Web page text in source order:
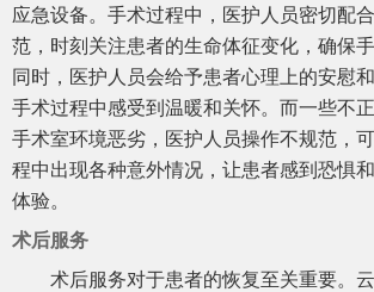
应急设备。手术过程中，医护人员密切配
范，时刻关注患者的生命体征变化，确保手
同时，医护人员会给予患者心理上的安慰
手术过程中感受到温暖和关怀。而一些不
手术室环境恶劣，医护人员操作不规范，
程中出现各种意外情况，让患者感到恐惧
体验。
术后服务
术后服务对于患者的恢复至关重要。